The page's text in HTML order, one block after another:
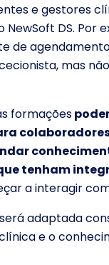
e gestores
NewSoft DS. Por
de
mas
formações
tenham
a interagir
será adaptada
e o